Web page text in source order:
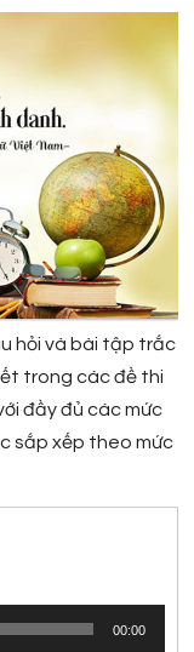
hỏi và bài tập trắc
trong các đề thi
đầy đủ các mức
sắp xếp theo mức
00:00